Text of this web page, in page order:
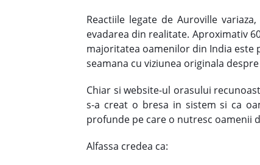
Reactiile legate de Auroville
evadarea din realitate. Aproximativ
majoritatea oamenilor din India este
seamana cu viziunea originala
Chiar si website-ul orasului
s-a creat o bresa in sistem si ca
profunde pe care o nutresc oamenii
Alfassa credea ca: